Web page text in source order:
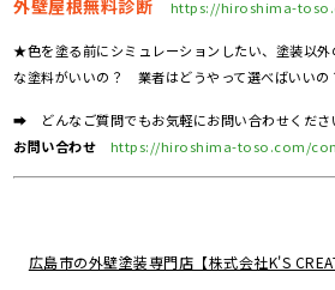
外壁屋根無料診断 https://hiroshima-
★色を塗る前にシミュレーションしたい、塗装以
な塗料がいいの？ 業者はどうやって選べばいいの
➡ どんなご質問でもお気軽にお問い合わせくださ
お問い合わせ
https://hiroshima-toso.com/
広島市の外壁塗装専門店【株式会社K'S